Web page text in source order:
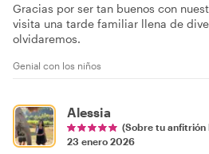
Gracias por ser tan buenos con
visita una tarde familiar llena de
olvidaremos.
Genial con los niños
Alessia
(Sobre tu anfitrión
23 enero 2026